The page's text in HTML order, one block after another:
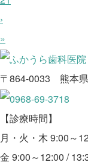
›
»
〒864-0033 熊本県
【診療時間】
月・火・木 9:00～
金 9:00～12:00 /